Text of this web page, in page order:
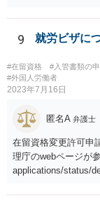
9 就労ビザに
#在留資格 #入管書類の
#外国人労働者
2023年7月16日
匿名A 弁護士
在留資格変更許可申
理庁のwebページが
applications/status/
いる弁護士や行政書